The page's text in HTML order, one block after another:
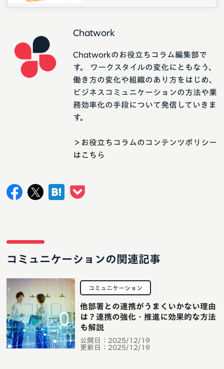
Chatwork
Chatworkのお役立ちコラム編集部で
す。 ワークスタイルの変化にともなう、
働き方の変化や組織のあり方をはじめ、
ビジネスコミュニケーションの方法や業
務効率化の手段について発信していきま
す。
＞お役立ちコラムのコンテンツポリシー
はこちら
コミュニケーションの関連記事
コミュニケーション
公開日： 2025/12/19
更新日： 2025/12/19
他部署との連携がうまくいかない理由
は？連携の強化・推進に効果的な方法
も解説